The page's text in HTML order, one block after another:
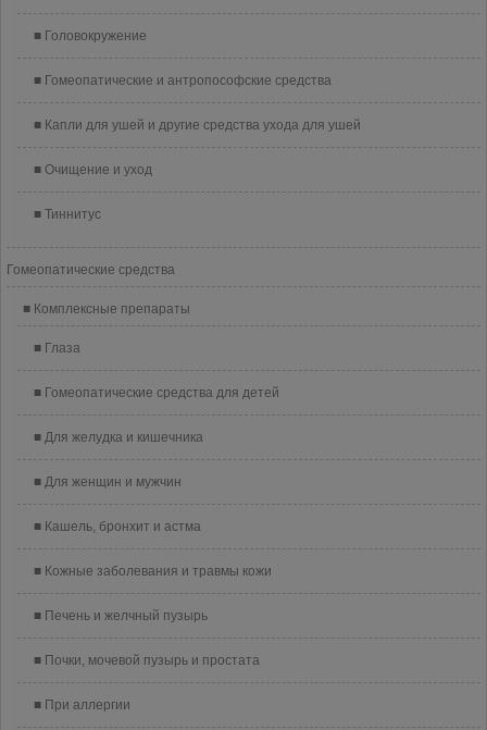
Головокружение
Гомеопатические и антропософские средства
Капли для ушей и другие средства ухода для ушей
Очищение и уход
Тиннитус
Гомеопатические средства
Комплексные препараты
Глаза
Гомеопатические средства для детей
Для желудка и кишечника
Для женщин и мужчин
Кашель, бронхит и астма
Кожные заболевания и травмы кожи
Печень и желчный пузырь
Почки, мочевой пузырь и простата
При аллергии